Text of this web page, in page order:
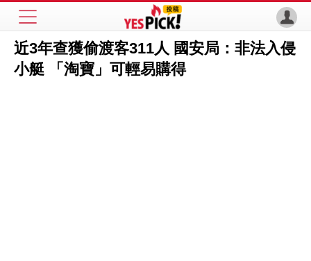
近3年查獲偷渡客311人 國安局：非法入侵
小艇 「淘寶」可輕易購得